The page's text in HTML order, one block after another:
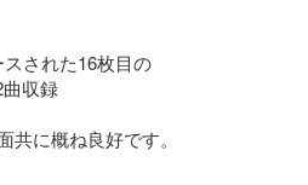
された16枚目の
収録
に概ね良好です。